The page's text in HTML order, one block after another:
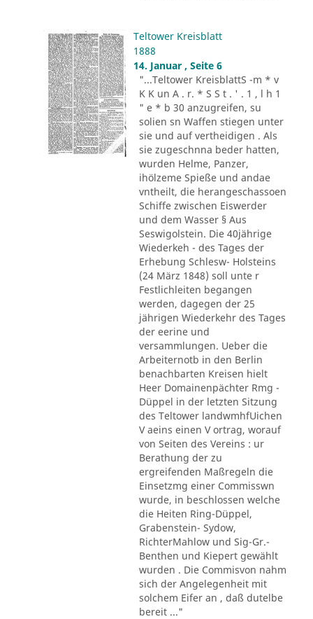
Teltower Kreisblatt
1888
14. Januar , Seite 6
"...Teltower KreisblattS -m * v
K K un A . r. * S S t . ' . 1 , l h 1
" e * b 30 anzugreifen, su
solien sn Waffen stiegen unter
sie und auf vertheidigen . Als
sie zugeschnna beder hatten,
wurden Helme, Panzer,
ihölzeme Spieße und andae
vntheilt, die herangeschassoen
Schiffe zwischen Eiswerder
und dem Wasser § Aus
Seswigolstein. Die 40jährige
Wiederkeh - des Tages der
Erhebung Schlesw- Holsteins
(24 März 1848) soll unte r
Festlichleiten begangen
werden, dagegen der 25
jährigen Wiederkehr des Tages
der eerine und
versammlungen. Ueber die
Arbeiternotb in den Berlin
benachbarten Kreisen hielt
Heer Domainenpächter Rmg -
Düppel in der letzten Sitzung
des Teltower landwmhfUichen
V aeins einen V ortrag, worauf
von Seiten des Vereins : ur
Berathung der zu
ergreifenden Maßregeln die
Einsetzmg einer Commisswn
wurde, in beschlossen welche
die Heiten Ring-Düppel,
Grabenstein- Sydow,
RichterMahlow und Sig-Gr.-
Benthen und Kiepert gewählt
wurden . Die Commisvon nahm
sich der Angelegenheit mit
solchem Eifer an , daß dutelbe
bereit ..."